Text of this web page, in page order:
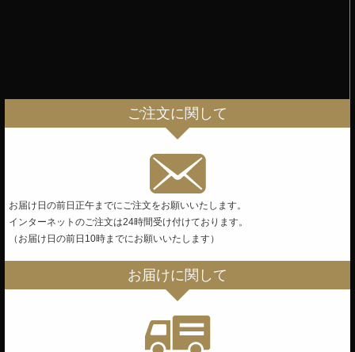
ご注文に関して
お届け日の前日正午までにご注文をお願いいたします。
インターネットのご注文は24時間受け付けております。
（お届け日の前日10時までにお願いいたします）
お届けに関して